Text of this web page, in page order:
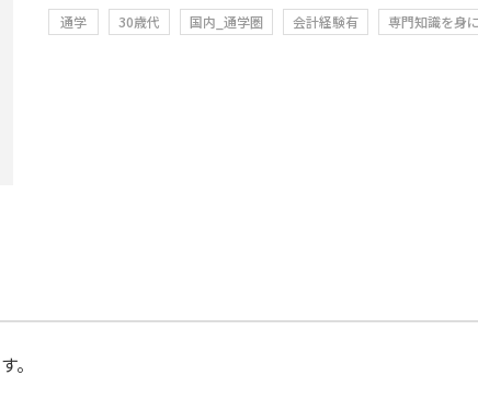
通学 30歳代 国内_通学圏 会計経験有 専門知識を身
。